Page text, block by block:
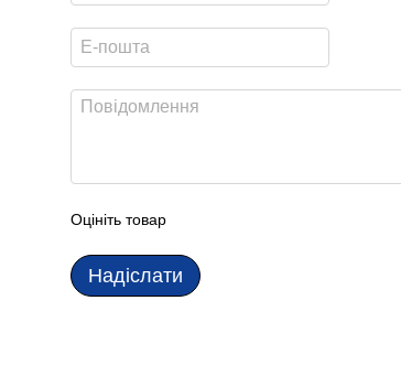
Оцініть товар
Надіслати